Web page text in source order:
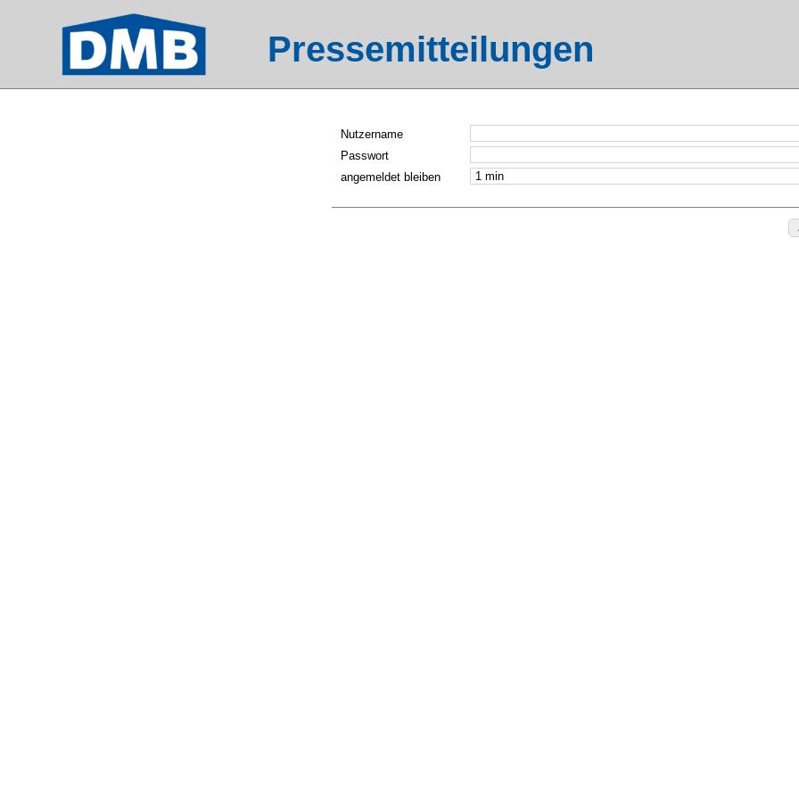
Nutzername
Passwort
angemeldet bleiben
Pressemitteilungen